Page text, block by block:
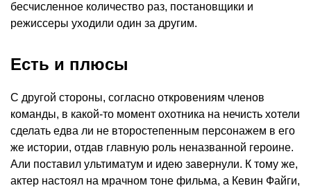
бесчисленное количество раз, постановщики и
режиссеры уходили один за другим.
Есть и плюсы
С другой стороны, согласно откровениям членов
команды, в какой-то момент охотника на нечисть хотели
сделать едва ли не второстепенным персонажем в его
же истории, отдав главную роль неназванной героине.
Али поставил ультиматум и идею завернули. К тому же,
актер настоял на мрачном тоне фильма, а Кевин Файги,